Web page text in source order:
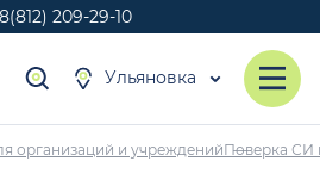
8(812) 209-29-10
Ульяновка
организаций и учрежденийПоверка СИ